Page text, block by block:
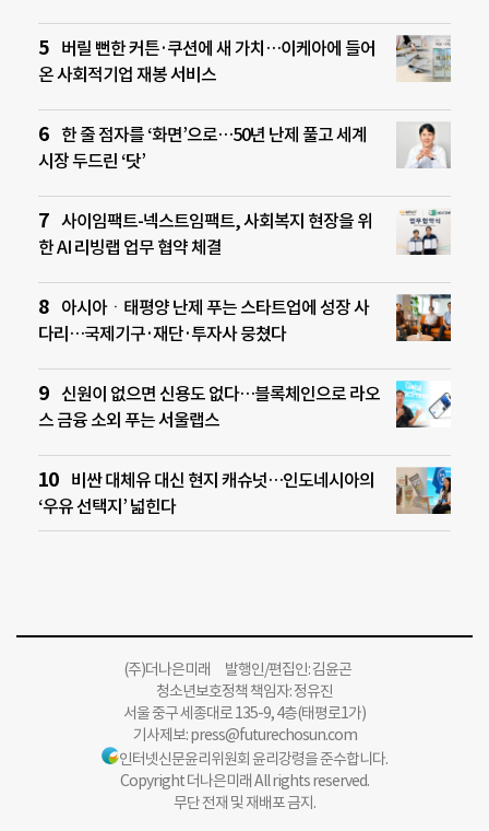
버릴 뻔한 커튼·쿠션에 새 가치…이케아에 들어
온 사회적기업 재봉 서비스
한 줄 점자를 ‘화면’으로…50년 난제 풀고 세계
시장 두드린 ‘닷’
사이임팩트-넥스트임팩트, 사회복지 현장을 위
한 AI 리빙랩 업무 협약 체결
아시아ㆍ태평양 난제 푸는 스타트업에 성장 사
다리…국제기구·재단·투자사 뭉쳤다
신원이 없으면 신용도 없다…블록체인으로 라오
스 금융 소외 푸는 서울랩스
비싼 대체유 대신 현지 캐슈넛…인도네시아의
‘우유 선택지’ 넓힌다
(주)더나은미래 발행인/편집인: 김윤곤
청소년보호정책 책임자: 정유진
서울 중구 세종대로 135-9, 4층(태평로1가)
기사제보:press@futurechosun.com
인터넷신문윤리위원회 윤리강령을 준수합니다.
Copyright 더나은미래 All rights reserved.
무단 전재 및 재배포 금지.